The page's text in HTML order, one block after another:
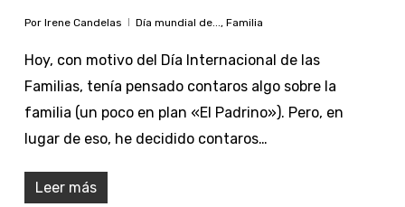
Por Irene Candelas Día mundial de... , Familia
Hoy, con motivo del Día Internacional de las
Familias, tenía pensado contaros algo sobre la
familia (un poco en plan «El Padrino»). Pero, en
lugar de eso, he decidido contaros…
Leer más